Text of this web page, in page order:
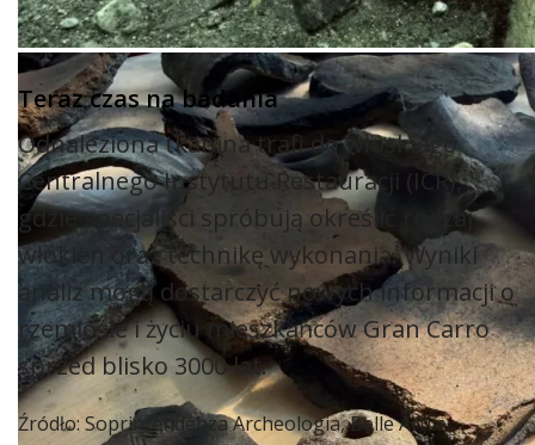
Teraz czas na badania
Odnaleziona tkanina trafi do włoskiego
Centralnego Instytutu Restauracji (ICR),
gdzie specjaliści spróbują określić rodzaj
włókien oraz technikę wykonania. Wyniki
analiz mogą dostarczyć nowych informacji o
rzemiośle i życiu mieszkańców Gran Carro
sprzed blisko 3000 lat.
Źródło: Soprintendenza Archeologia, Belle Arti e